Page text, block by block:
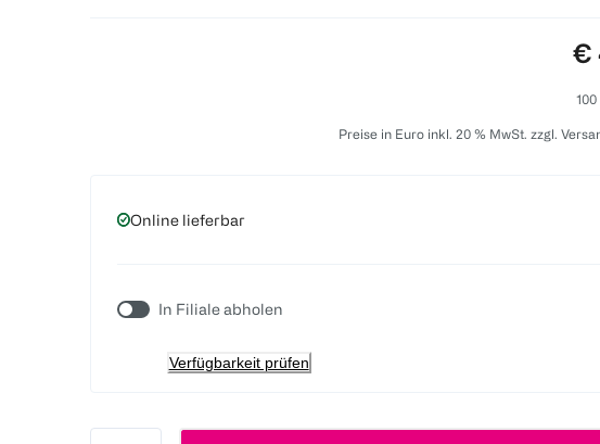
€
Preise in Euro inkl. 20 % MwSt. zzgl.
Online lieferbar
In Filiale abholen
Verfügbarkeit prüfen